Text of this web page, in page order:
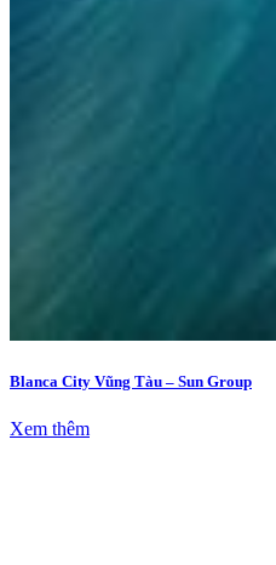
Blanca City Vũng Tàu – Sun Group
Xem thêm